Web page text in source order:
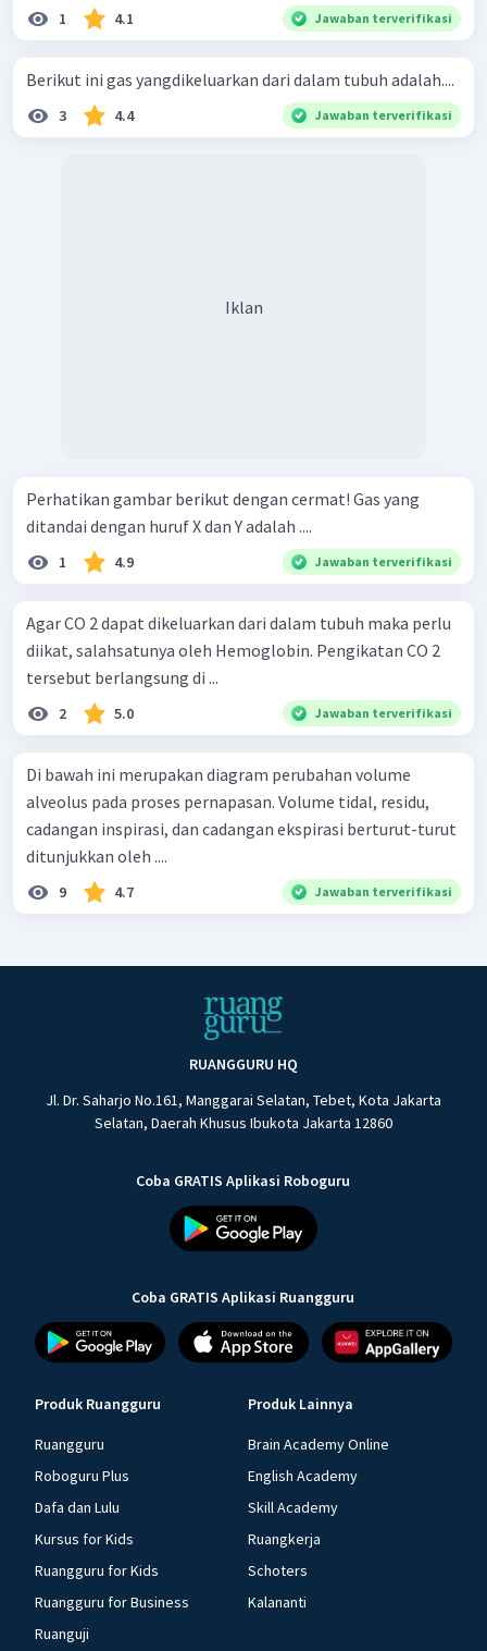
1 4.1 Jawaban terverifikasi
Berikut ini gas yangdikeluarkan dari dalam tubuh adalah....
3 4.4 Jawaban terverifikasi
Iklan
Perhatikan gambar berikut dengan cermat! Gas yang
ditandai dengan huruf X dan Y adalah ....
1 4.9 Jawaban terverifikasi
Agar CO 2 dapat dikeluarkan dari dalam tubuh maka perlu
diikat, salahsatunya oleh Hemoglobin. Pengikatan CO 2
tersebut berlangsung di ...
2 5.0 Jawaban terverifikasi
Di bawah ini merupakan diagram perubahan volume
alveolus pada proses pernapasan. Volume tidal, residu,
cadangan inspirasi, dan cadangan ekspirasi berturut-turut
ditunjukkan oleh ....
9 4.7 Jawaban terverifikasi
RUANGGURU HQ
Jl. Dr. Saharjo No.161, Manggarai Selatan, Tebet, Kota Jakarta
Selatan, Daerah Khusus Ibukota Jakarta 12860
Coba GRATIS Aplikasi Roboguru
Coba GRATIS Aplikasi Ruangguru
Produk Ruangguru
Ruangguru
Roboguru Plus
Dafa dan Lulu
Kursus for Kids
Ruangguru for Kids
Ruangguru for Business
Ruanguji
Produk Lainnya
Brain Academy Online
English Academy
Skill Academy
Ruangkerja
Schoters
Kalananti